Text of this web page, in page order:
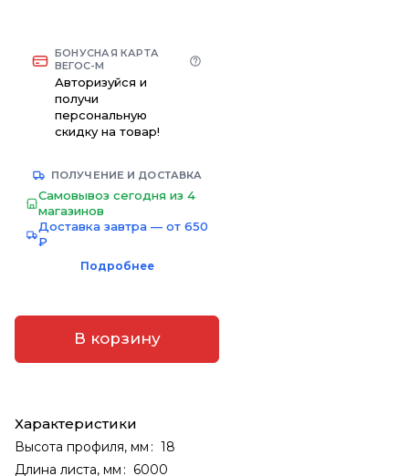
БОНУСНАЯ КАРТА
ВЕГОС-М
Авторизуйся и
получи
персональную
скидку на товар!
ПОЛУЧЕНИЕ И ДОСТАВКА
Самовывоз сегодня из 4
магазинов
Доставка завтра — от 650
₽
Подробнее
В корзину
Характеристики
Высота профиля, мм : 18
Длина листа, мм : 6000